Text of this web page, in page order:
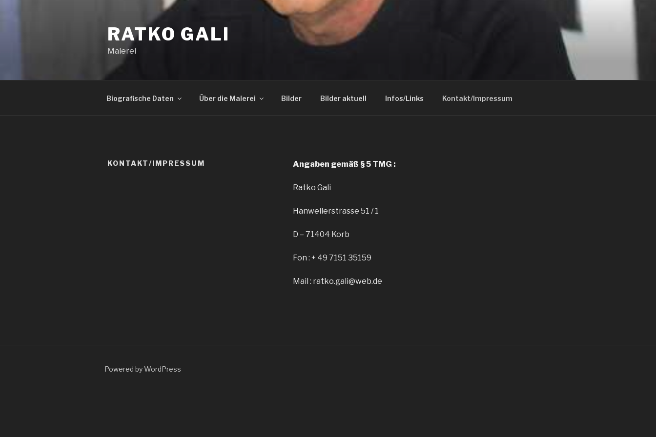
RATKO GALI
Malerei
Biografische Daten Über die Malerei Bilder Bilder aktuell Infos/Links Kontakt/Impressum
KONTAKT/IMPRESSUM Angaben gemäß § 5 TMG :
Ratko Gali
Hanweilerstrasse 51 / 1
D – 71404 Korb
Fon : + 49 7151 35159
Mail : ratko.gali@web.de
Powered by WordPress